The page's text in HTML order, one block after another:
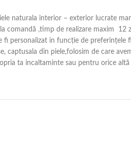
naturala interior – exterior lucrate
comandă ,timp de realizare maxim 12
fi personalizat in funcție de preferințele
captusala din piele,folosim de care
ta incaltaminte sau pentru orice